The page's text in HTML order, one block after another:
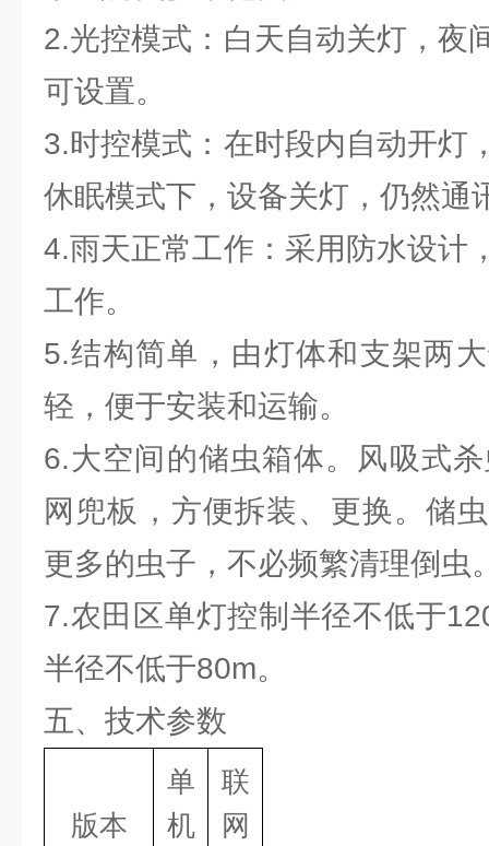
2.光控模式：白天自动关灯，夜
可设置。
3.时控模式：在时段内自动开灯
休眠模式下，设备关灯，仍然通
4.雨天正常工作：采用防水设计
工作。
5.结构简单，由灯体和支架两
轻，便于安装和运输。
6.大空间的储虫箱体。风吸式
网兜板，方便拆装、更换。储
更多的虫子，不必频繁清理倒虫
7.农田区单灯控制半径不低于
半径不低于80m。
五、技术参数
版本
单
机
联
网